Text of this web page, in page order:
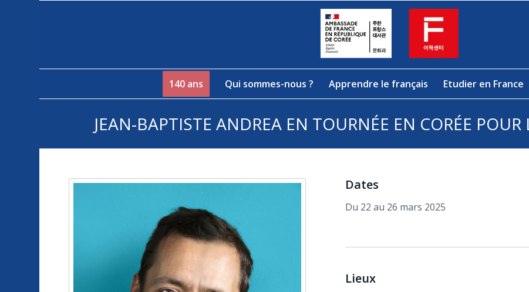
140 ans Qui sommes-nous ? Apprendre le français Etudier en France
JEAN-BAPTISTE ANDREA EN TOURNÉE EN CORÉE
Dates
Du 22 au 26 mars 2025
Lieux